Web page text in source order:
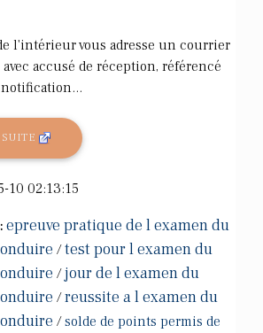
l'intérieur vous adresse un courrier
accusé de réception, référencé
10 02:13:15
epreuve pratique de l examen du
/test pour l examen du
/jour de l examen du
/reussite a l examen du
/solde de points permis de